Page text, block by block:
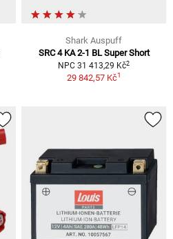
Shark Auspuff
SRC 4 KA 2-1 BL Super Short
NPC 31 413,29 Kč2
29 842,57 Kč1